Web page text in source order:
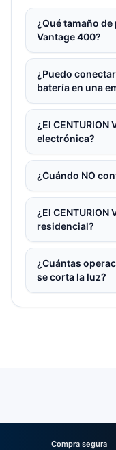
¿Qué tamaño
Vantage 400?
¿Puedo
batería en una
¿El
electrónica?
¿Cuándo NO
¿El
residencial?
¿Cuántas
se corta la luz?
Compra segura